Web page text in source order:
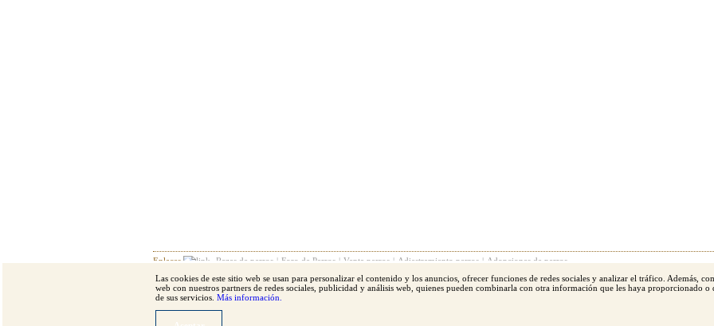
Enlaces Razas de perros | Foro de Perros | Venta perros | Adiestramiento perros | Adopciones de perros
Razas destacadas Pastor alemán | Bulldog | Bull terrier | Yorkshire | Boxer | San bernardo | Schnauzer | Golden Retriever Doberman |
Las cookies de este sitio web se usan para personalizar el contenido y los anuncios, ofrecer funciones de redes sociales y analizar el tráfico. Además,
web con nuestros partners de redes sociales, publicidad y análisis web, quienes pueden combinarla con otra información que les haya proporcionado
de sus servicios. Más información.